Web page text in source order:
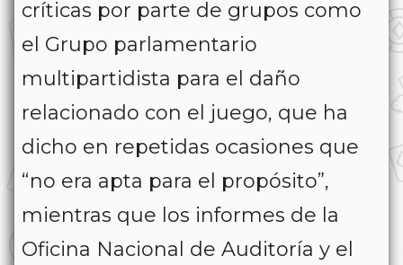
críticas por parte de grupos como
el Grupo parlamentario
multipartidista para el daño
relacionado con el juego, que ha
dicho en repetidas ocasiones que
“no era apta para el propósito”,
mientras que los informes de la
Oficina Nacional de Auditoría y el